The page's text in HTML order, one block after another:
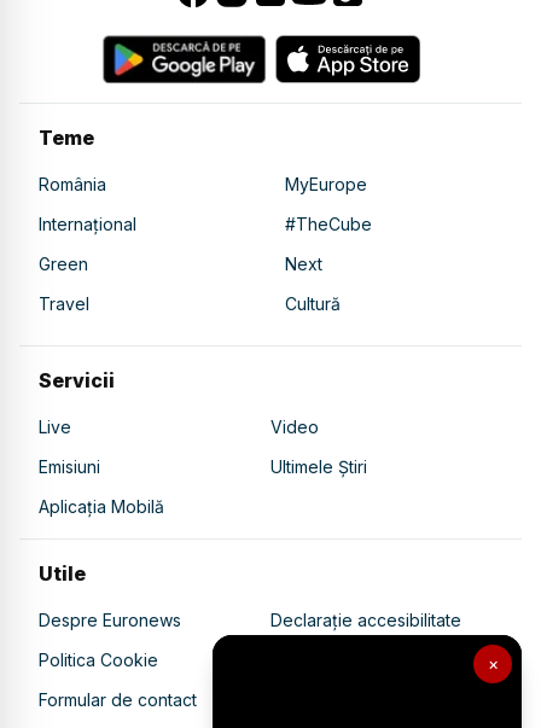
×
Teme
România
MyEurope
Internațional
#TheCube
Green
Next
Travel
Cultură
Servicii
Live
Video
Emisiuni
Ultimele Știri
Aplicația Mobilă
Utile
Despre Euronews
Declarație accesibilitate
Politica Cookie
Politica de confidențialitate
Formular de contact